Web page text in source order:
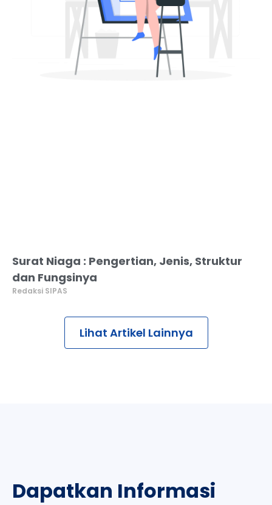
Surat Niaga : Pengertian, Jenis, Struktur
dan Fungsinya
Redaksi SIPAS
Lihat Artikel Lainnya
Dapatkan Informasi